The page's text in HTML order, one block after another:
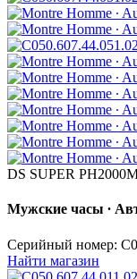
DS SUPER
Мужские часы ∙
Серийный номер:
Найти магазин